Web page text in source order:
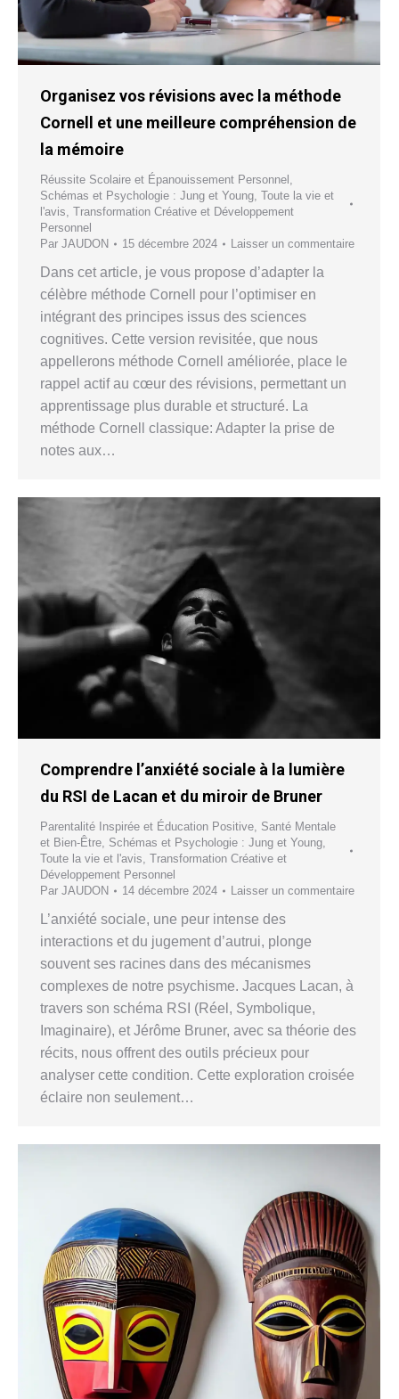
Organisez vos révisions avec la méthode
Cornell et une meilleure compréhension de
la mémoire
Réussite Scolaire et Épanouissement Personnel ,
Schémas et Psychologie : Jung et Young, Toute la vie et
l'avis, Transformation Créative et Développement
Personnel
Par JAUDON 15 décembre 2024 Laisser un commentaire
Dans cet article, je vous propose d’adapter la
célèbre méthode Cornell pour l’optimiser en
intégrant des principes issus des sciences
cognitives. Cette version revisitée, que nous
appellerons méthode Cornell améliorée, place le
rappel actif au cœur des révisions, permettant un
apprentissage plus durable et structuré. La
méthode Cornell classique: Adapter la prise de
notes aux…
Comprendre l’anxiété sociale à la lumière
du RSI de Lacan et du miroir de Bruner
Parentalité Inspirée et Éducation Positive, Santé Mentale
et Bien-Être, Schémas et Psychologie : Jung et Young,
Toute la vie et l'avis, Transformation Créative et
Développement Personnel
Par JAUDON 14 décembre 2024 Laisser un commentaire
L’anxiété sociale, une peur intense des
interactions et du jugement d’autrui, plonge
souvent ses racines dans des mécanismes
complexes de notre psychisme. Jacques Lacan, à
travers son schéma RSI (Réel, Symbolique,
Imaginaire), et Jérôme Bruner, avec sa théorie des
récits, nous offrent des outils précieux pour
analyser cette condition. Cette exploration croisée
éclaire non seulement…